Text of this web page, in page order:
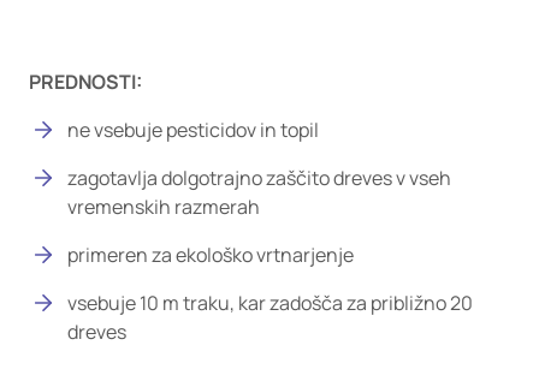
PREDNOSTI:
ne vsebuje pesticidov in topil
zagotavlja dolgotrajno zaščito dreves v vseh
vremenskih razmerah
primeren za ekološko vrtnarjenje
vsebuje 10 m traku, kar zadošča za približno 20
dreves